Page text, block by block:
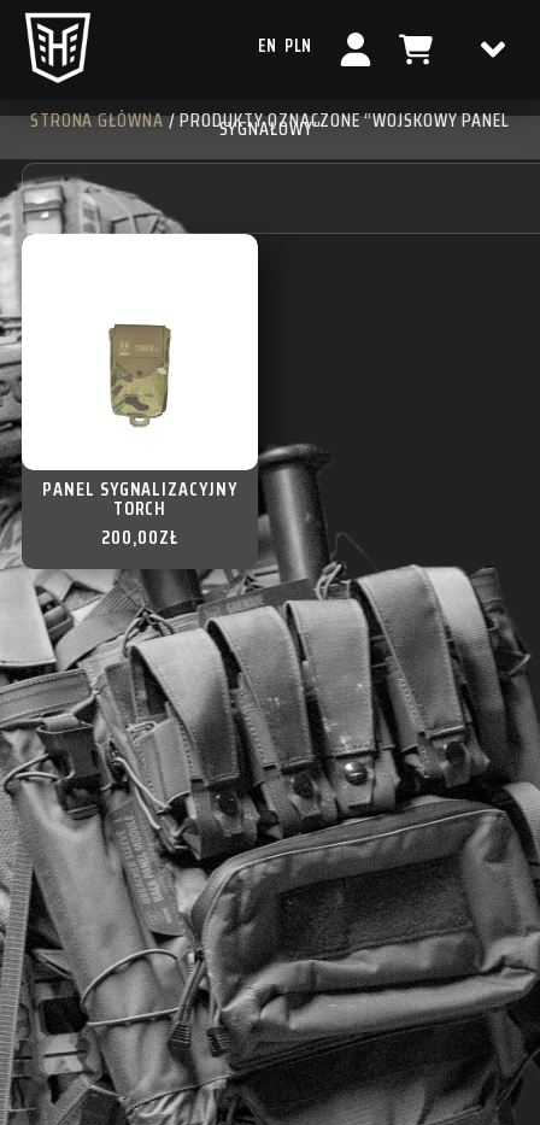
EN PLN
STRONA GŁÓWNA/ PRODUKTY OZNACZONE “WOJSKOWY PANEL
SYGNAŁOWY”
PANEL SYGNALIZACYJNY
TORCH
200,00ZŁ